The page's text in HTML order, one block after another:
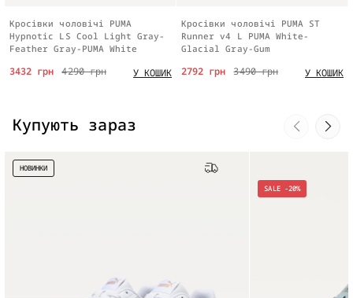
Кросівки чоловічі PUMA
Hypnotic LS Cool Light Gray-
Feather Gray-PUMA White
4290 грн
3432 грн У КОШИК
Кросівки чоловічі PUMA ST
Runner v4 L PUMA White-
Glacial Gray-Gum
3490 грн
2792 грн У КОШИК
Купують зараз
НОВИНКИ
SALE -20%